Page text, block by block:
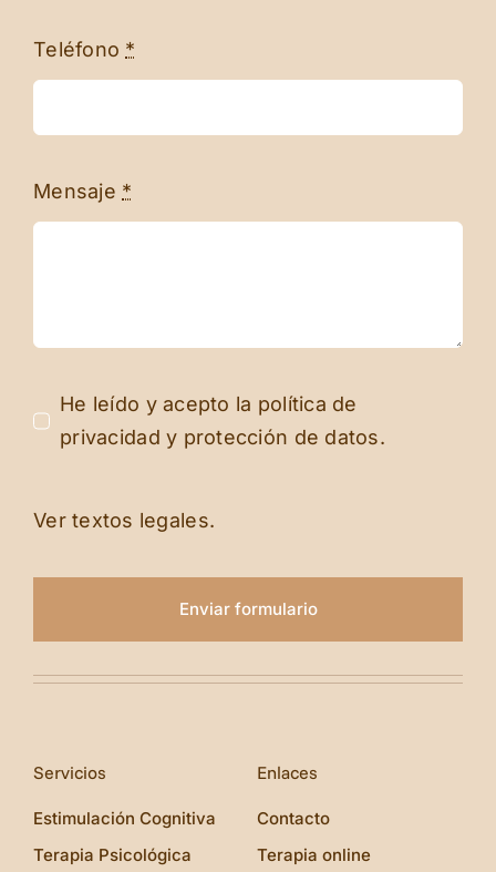
Teléfono *
Mensaje *
He leído y acepto la política de
privacidad y protección de datos.
Ver textos legales.
Enviar formulario
Servicios
Estimulación Cognitiva
Terapia Psicológica
Enlaces
Contacto
Terapia online